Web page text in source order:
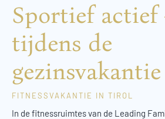
Sportief actief
tijdens de
gezinsvakantie
FITNESSVAKANTIE IN TIROL
In de fitnessruimtes van de Leading